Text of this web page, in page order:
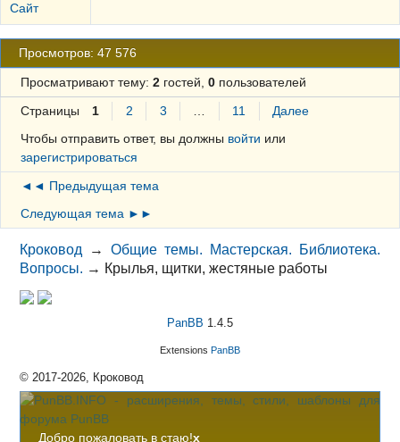
Сайт
Просмотров: 47 576
Просматривают тему: 2гостей, 0пользователей
Страницы 1 2 3 11
Далее
Чтобы отправить ответ, вы должны войти или
зарегистрироваться
◄◄ Предыдущая тема
Следующая тема ►►
Кроковод →Общие темы. Мастерская. Библиотека.
Вопросы. → Крылья, щитки, жестяные работы
PanBB 1.4.5
Extensions PanBB
© 2017-2026, Кроковод
Добро пожаловать в стаю!x